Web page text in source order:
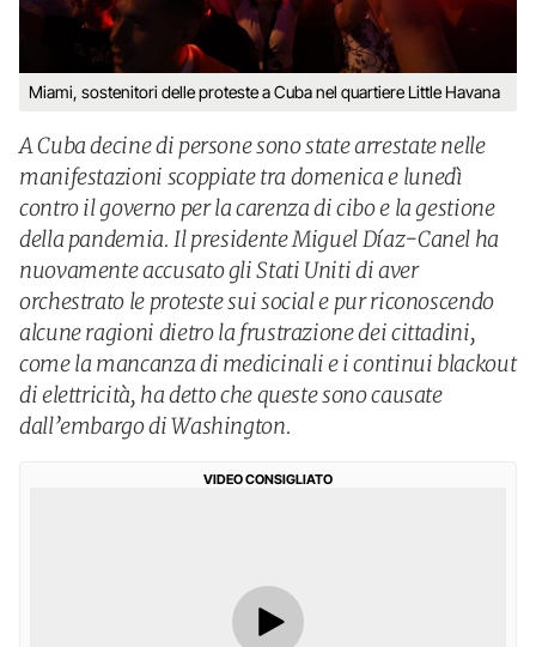
Miami, sostenitori delle proteste a Cuba nel quartiere Little Havana
A Cuba decine di persone sono state arrestate nelle
manifestazioni scoppiate tra domenica e lunedì
contro il governo per la carenza di cibo e la gestione
della pandemia. Il presidente Miguel Díaz-Canel ha
nuovamente accusato gli Stati Uniti di aver
orchestrato le proteste sui social e pur riconoscendo
alcune ragioni dietro la frustrazione dei cittadini,
come la mancanza di medicinali e i continui blackout
di elettricità, ha detto che queste sono causate
dall’embargo di Washington.
VIDEO CONSIGLIATO